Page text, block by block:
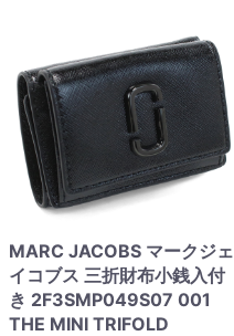
MARC JACOBS マークジェ
イコブス 三折財布小銭入付
き 2F3SMP049S07 001
THE MINI TRIFOLD